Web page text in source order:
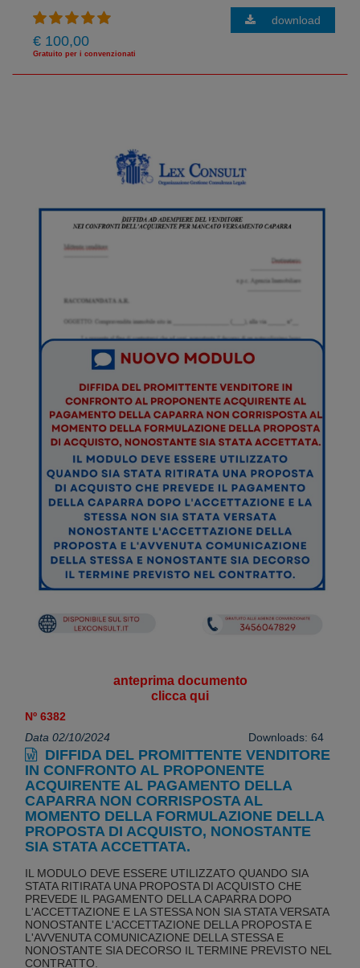
€ 100,00
Gratuito per i convenzionati
download
anteprima documento
clicca qui
Nº 6382
Data 02/10/2024
Downloads: 64
DIFFIDA DEL PROMITTENTE VENDITORE
IN CONFRONTO AL PROPONENTE
ACQUIRENTE AL PAGAMENTO DELLA
CAPARRA NON CORRISPOSTA AL
MOMENTO DELLA FORMULAZIONE DELLA
PROPOSTA DI ACQUISTO, NONOSTANTE
SIA STATA ACCETTATA.
IL MODULO DEVE ESSERE UTILIZZATO QUANDO SIA
STATA RITIRATA UNA PROPOSTA DI ACQUISTO CHE
PREVEDE IL PAGAMENTO DELLA CAPARRA DOPO
L'ACCETTAZIONE E LA STESSA NON SIA STATA VERSATA
NONOSTANTE L'ACCETTAZIONE DELLA PROPOSTA E
L'AVVENUTA COMUNICAZIONE DELLA STESSA E
NONOSTANTE SIA DECORSO IL TERMINE PREVISTO NEL
CONTRATTO.